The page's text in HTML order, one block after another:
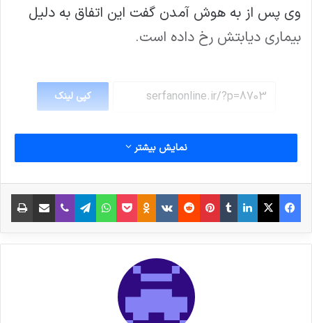
وی پس از به هوش آمدن گفت این اتفاق به دلیل
بیماری دیابتش رخ داده است.
کپی لینک
نمایش بیشتر
فیس بوک X لینکدین
‫تامبلر‫پین‌ترست
‫رددیت‫VKontakte
‫Odnoklassniki
پاکتواتس آپ تلگراموایبر اشتراک گذاری از طریق ایمیل